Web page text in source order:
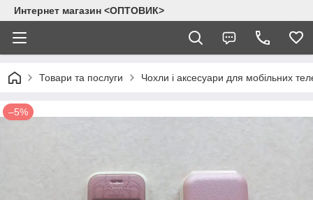
Интернет магазин <ОПТОВИК>
Товари та послуги Чохли і аксесуари для мобільних
–5%